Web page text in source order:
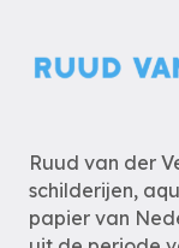
Ruud van der
schilderijen,
papier van